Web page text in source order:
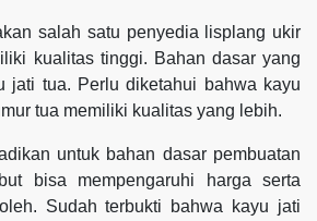
salah satu penyedia lisplang ukir
kualitas tinggi. Bahan dasar yang
jati tua. Perlu diketahui bahwa kayu
tua memiliki kualitas yang lebih.
untuk bahan dasar pembuatan
bisa mempengaruhi harga serta
Sudah terbukti bahwa kayu jati